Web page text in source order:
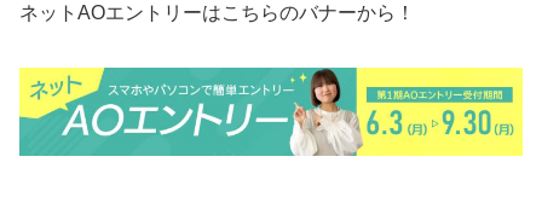
ネットAOエントリーはこちらのバナーから！